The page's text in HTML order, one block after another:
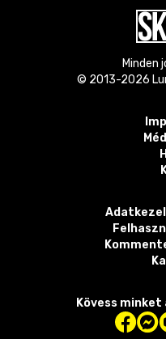
Minden
© 2013-2026
Kövess minket